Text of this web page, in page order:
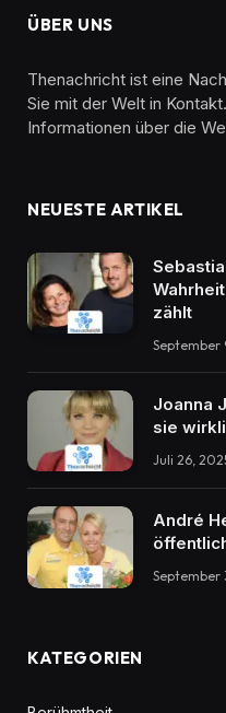
ÜBER UNS
Thenachricht ist eine
Sie mit der Welt in
Informationen über die
NEUESTE ARTIKEL
zählt
September
Joanna
sie
Juli 26,
André
September
KATEGORIEN